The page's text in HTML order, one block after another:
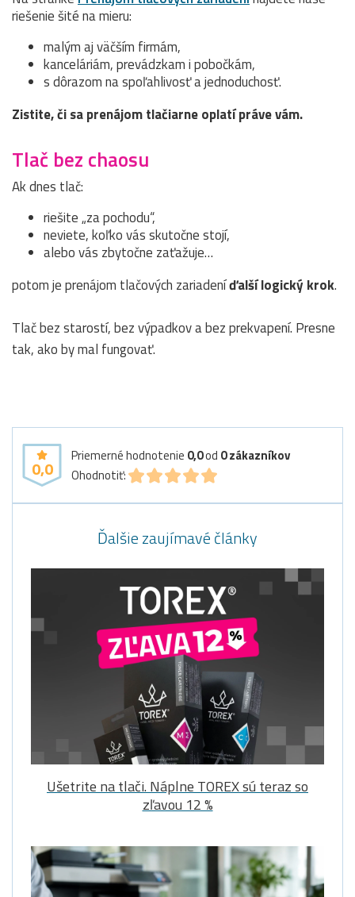
riešenie šité na mieru:
malým aj väčším firmám,
kanceláriám, prevádzkam i pobočkám,
s dôrazom na spoľahlivosť a jednoduchosť.
Zistite, či sa prenájom tlačiarne oplatí práve vám.
Tlač bez chaosu
Ak dnes tlač:
riešite „za pochodu“,
neviete, koľko vás skutočne stojí,
alebo vás zbytočne zaťažuje…
potom je prenájom tlačových zariadeníďalší logický krok.
Tlač bez starostí, bez výpadkov a bez prekvapení. Presne
tak, ako by mal fungovať.
0,0
Priemerné hodnotenie 0,0od 0zákazníkov
Ohodnotiť:
Ďalšie zaujímavé články
Ušetrite na tlači. Náplne TOREX sú teraz so
zľavou 12 %